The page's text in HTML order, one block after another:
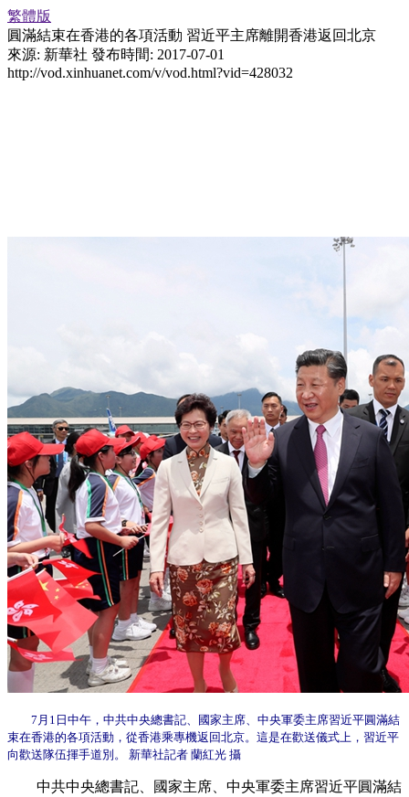
繁體版
圓滿結束在香港的各項活動 習近平主席離開香港返回北京
來源: 新華社 發布時間: 2017-07-01
http://vod.xinhuanet.com/v/vod.html?vid=428032
7月1日中午，中共中央總書記、國家主席、中央軍委主席習近平圓滿結
束在香港的各項活動，從香港乘專機返回北京。這是在歡送儀式上，習近平
向歡送隊伍揮手道別。 新華社記者 蘭紅光 攝
中共中央總書記、國家主席、中央軍委主席習近平圓滿結